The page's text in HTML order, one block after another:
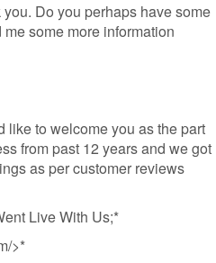
Do you perhaps have some
some more information
like to welcome you as the part
from past 12 years and we got
as per customer reviews
Live With Us;*
>*